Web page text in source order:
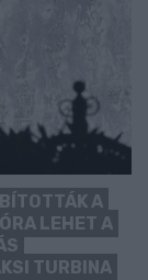
A
LEHET A
TURBINA